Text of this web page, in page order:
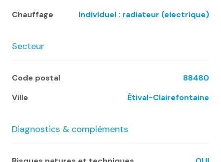
Chauffage individuel : radiateur (electrique)
Secteur
Code postal
88480
Ville
Étival-Clairefontaine
Diagnostics & compléments